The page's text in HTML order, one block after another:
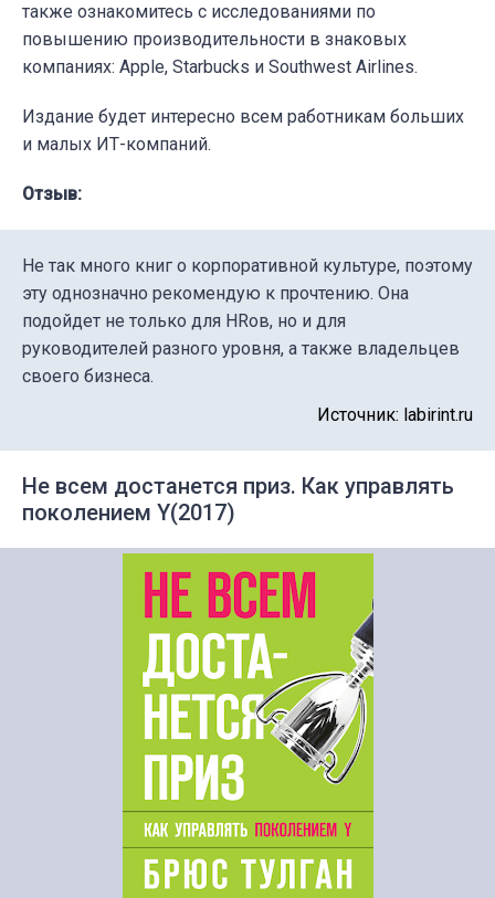
также ознакомитесь с исследованиями по
повышению производительности в знаковых
компаниях: Apple, Starbucks и Southwest Airlines.
Издание будет интересно всем работникам больших
и малых ИТ-компаний.
Отзыв:
Не так много книг о корпоративной культуре, поэтому
эту однозначно рекомендую к прочтению. Она
подойдет не только для HRов, но и для
руководителей разного уровня, а также владельцев
своего бизнеса.
Источник: labirint.ru
Не всем достанется приз. Как управлять
поколением Y(2017)